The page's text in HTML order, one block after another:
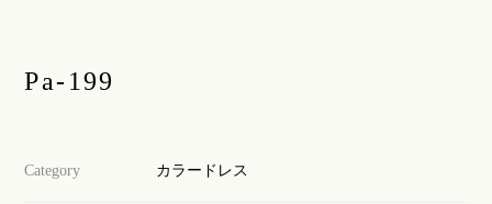
Pa-199
Category カラードレス